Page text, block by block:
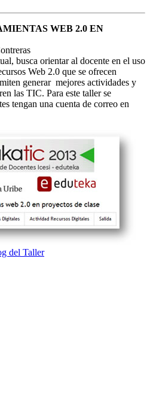
WEB 2.0 EN
busca orientar al docente en el uso
Web 2.0 que se ofrecen
generar mejores actividades y
las TIC. Para este taller se
tengan una cuenta de correo en
del Taller